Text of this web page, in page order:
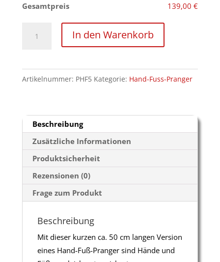
Gesamtpreis
139,00 €
Hand-
Pranger
Menge
In den Warenkorb
Artikelnummer: PHF5 Kategorie: Hand-Fuss-Pranger
Beschreibung
Zusätzliche Informationen
Produktsicherheit
Rezensionen (0)
Frage zum Produkt
Beschreibung
Mit dieser kurzen ca. 50 cm langen Version
eines Hand-Fuß-Pranger sind Hände und